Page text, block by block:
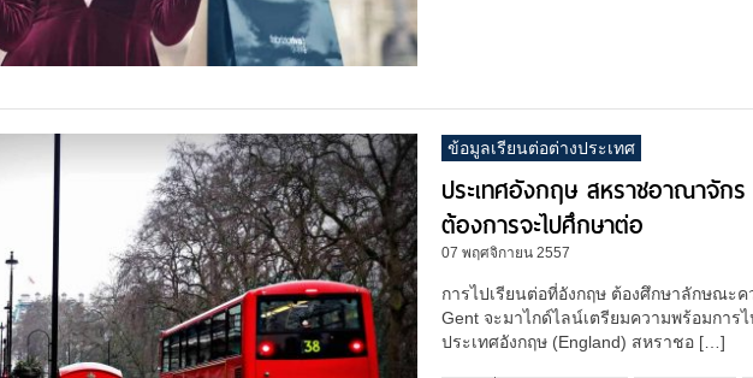
ข้อมูลเรียนต่อต่างประเทศ
ประเทศอังกฤษ สหราชอาณาจัก
ต้องการจะไปศึกษาต่อ
07 พฤศจิกายน 2557
การไปเรียนต่อที่อังกฤษ ต้องศึกษาลักษณะ
Gent จะมาไกด์ไลน์เตรียมความพร้อมการ
ประเทศอังกฤษ (England) สหราชอ […]